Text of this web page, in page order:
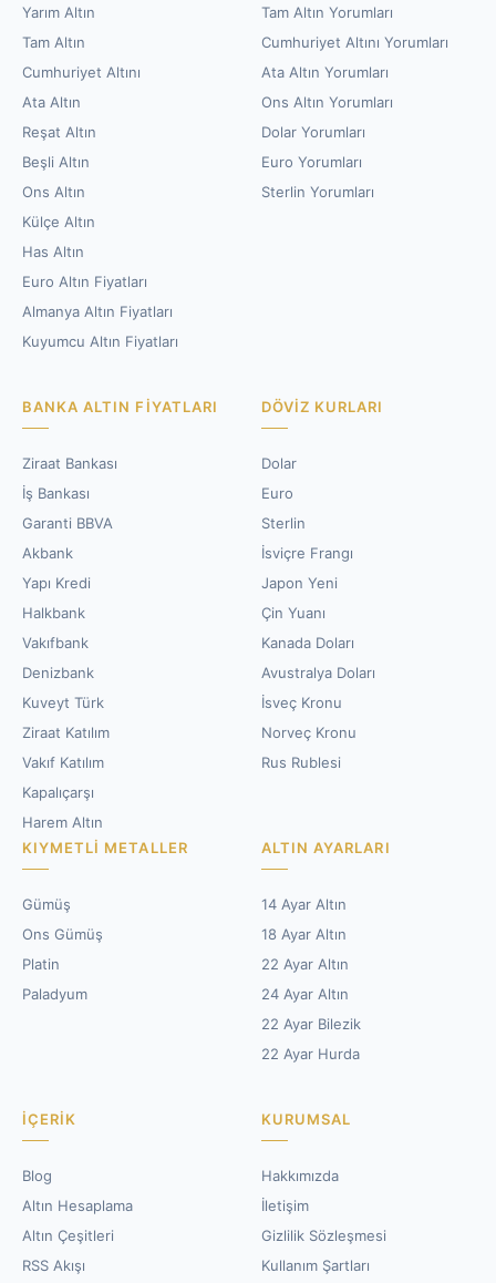
Yarım Altın
Tam Altın
Cumhuriyet Altını
Ata Altın
Reşat Altın
Beşli Altın
Ons Altın
Külçe Altın
Has Altın
Euro Altın Fiyatları
Almanya Altın Fiyatları
Kuyumcu Altın Fiyatları
Tam Altın Yorumları
Cumhuriyet Altını Yorumları
Ata Altın Yorumları
Ons Altın Yorumları
Dolar Yorumları
Euro Yorumları
Sterlin Yorumları
BANKA ALTIN FIYATLARI
Ziraat Bankası
İş Bankası
Garanti BBVA
Akbank
Yapı Kredi
Halkbank
Vakıfbank
Denizbank
Kuveyt Türk
Ziraat Katılım
Vakıf Katılım
Kapalıçarşı
Harem Altın
DÖVIZ KURLARI
Dolar
Euro
Sterlin
İsviçre Frangı
Japon Yeni
Çin Yuanı
Kanada Doları
Avustralya Doları
İsveç Kronu
Norveç Kronu
Rus Rublesi
KIYMETLI METALLER
Gümüş
Ons Gümüş
Platin
Paladyum
ALTIN AYARLARI
14 Ayar Altın
18 Ayar Altın
22 Ayar Altın
24 Ayar Altın
22 Ayar Bilezik
22 Ayar Hurda
İÇERIK
Blog
Altın Hesaplama
Altın Çeşitleri
RSS Akışı
KURUMSAL
Hakkımızda
İletişim
Gizlilik Sözleşmesi
Kullanım Şartları